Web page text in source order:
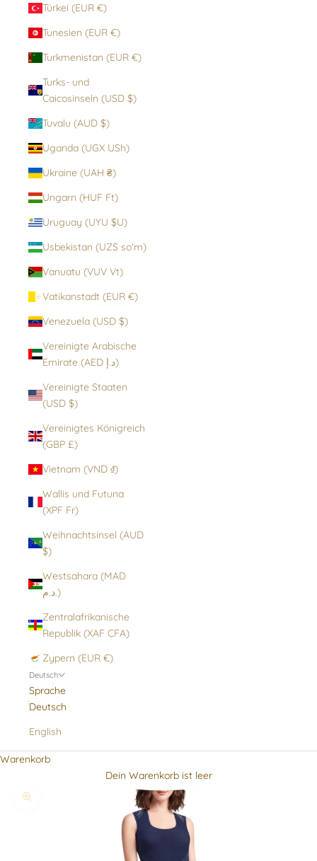
Türkei (EUR €)
Tunesien (EUR €)
Turkmenistan (EUR €)
Turks- und
Caicosinseln (USD $)
Tuvalu (AUD $)
Uganda (UGX USh)
Ukraine (UAH ₴)
Ungarn (HUF Ft)
Uruguay (UYU $U)
Usbekistan (UZS so'm)
Vanuatu (VUV Vt)
Vatikanstadt (EUR €)
Venezuela (USD $)
Vereinigte Arabische
Emirate (AED د.إ)
Vereinigte Staaten
(USD $)
Vereinigtes Königreich
(GBP £)
Vietnam (VND ₫)
Wallis und Futuna
(XPF Fr)
Weihnachtsinsel (AUD
$)
Westsahara (MAD
د.م.)
Zentralafrikanische
Republik (XAF CFA)
Zypern (EUR €)
Deutsch
Sprache
Deutsch
English
Warenkorb
Dein Warenkorb ist leer
Bild vergrößern